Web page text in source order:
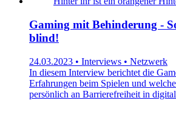
Gaming mit Behinderung -
blind!
24.03.2023 • Interviews • Netzwerk
In diesem Interview berichtet die
Erfahrungen beim Spielen und
persönlich an Barrierefreiheit in